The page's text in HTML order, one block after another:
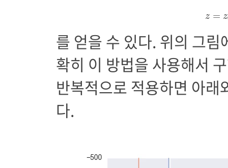
z = z
를 얻을 수 있다. 위의 그
확히 이 방법을 사용해서
반복적으로 적용하면 아
다.